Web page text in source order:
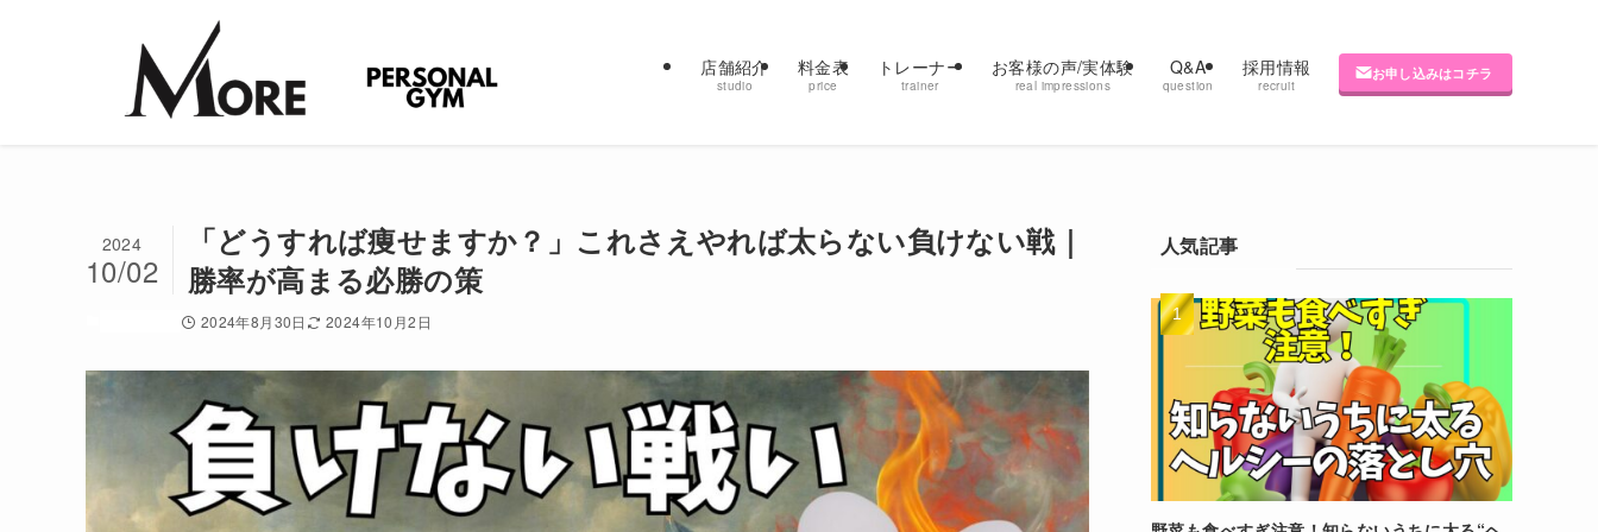
店舗紹介
studio
料金表
price
トレーナー
trainer
お客様の声/実体験
real impressions
Q&A
question
採用情報
recruit
お申し込みはコチラ
「どうすれば痩せますか？」これさえやれば太らない負けない戦｜
勝率が高まる必勝の策
2024
10/02
2024年8月30日 2024年10月2日
人気記事